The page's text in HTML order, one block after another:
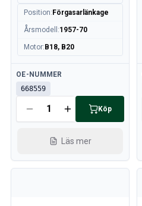
Position: Förgasarlänkage
Årsmodell :1957-70
Motor: B18, B20
Tillgänglig
OE-NUMMER
668559
Köp
Läs mer